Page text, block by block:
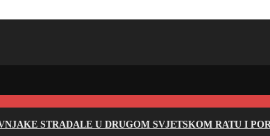
STRADALE U DRUGOM SVJETSKOM RATU I